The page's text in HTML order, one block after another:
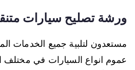
ورشة تصليح سيارات
مستعدون لتلبية جميع الخدمات
عموم انواع السيارات في مختلف